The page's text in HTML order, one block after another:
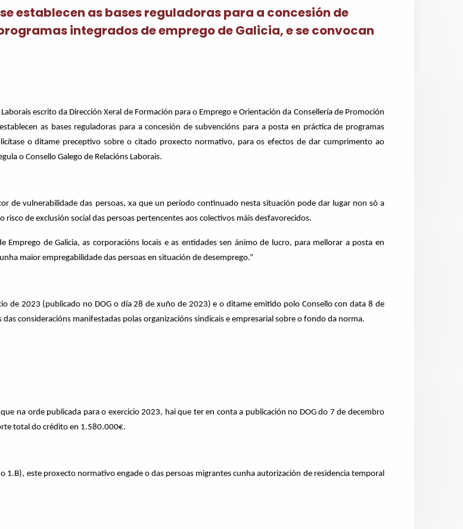
establecen as bases reguladoras para a concesión de
integrados de emprego de Galicia, e se convocan
escrito da Dirección Xeral de Formación para o Emprego e Orientación da Consellería de Promoción
as bases reguladoras para a concesión de subvencións para a posta en práctica de programas
o ditame preceptivo sobre o citado proxecto normativo, para os efectos de dar cumprimento ao
o Consello Galego de Relacións Laborais.
de vulnerabilidade das persoas, xa que un período continuado nesta situación pode dar lugar non só a
de exclusión social das persoas pertencentes aos colectivos máis desfavorecidos.
Emprego de Galicia, as corporacións locais e as entidades sen ánimo de lucro, para mellorar a posta en
maior empregabilidade das persoas en situación de desemprego.”
de 2023 (publicado no DOG o día 28 de xuño de 2023) e o ditame emitido polo Consello con data 8 de
consideracións manifestadas polas organizacións sindicais e empresarial sobre o fondo da norma.
na orde publicada para o exercicio 2023, hai que ter en conta a publicación no DOG do 7 de decembro
total do crédito en 1.580.000€.
1.B), este proxecto normativo engade o das persoas migrantes cunha autorización de residencia temporal